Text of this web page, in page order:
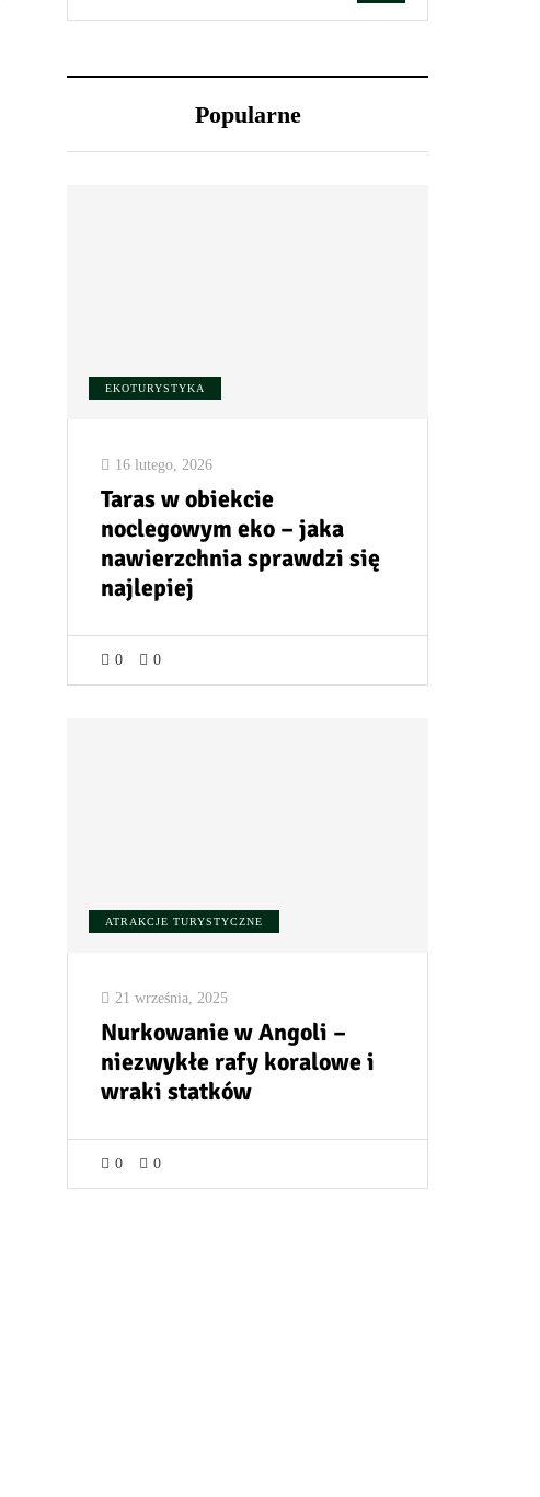
Popularne
EKOTURYSTYKA
16 lutego, 2026
Taras w obiekcie
noclegowym eko – jaka
nawierzchnia sprawdzi się
najlepiej
0 0
ATRAKCJE TURYSTYCZNE
21 września, 2025
Nurkowanie w Angoli –
niezwykłe rafy koralowe i
wraki statków
0 0